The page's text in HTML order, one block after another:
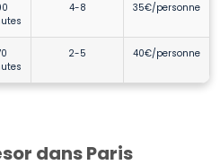
4-8 35€/personne
2-5 40€/personne
dans Paris